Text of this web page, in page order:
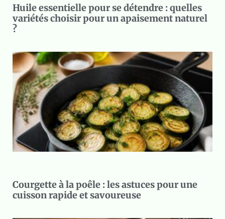
Huile essentielle pour se détendre : quelles
variétés choisir pour un apaisement naturel
?
Courgette à la poêle : les astuces pour une
cuisson rapide et savoureuse